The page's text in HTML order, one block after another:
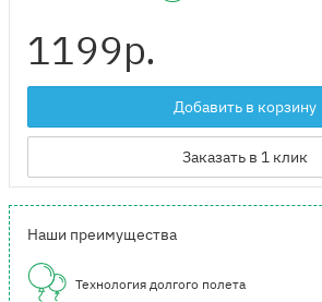
1199р.
Добавить в корзину
Заказать в 1 клик
Наши преимущества
Технология долгого полета